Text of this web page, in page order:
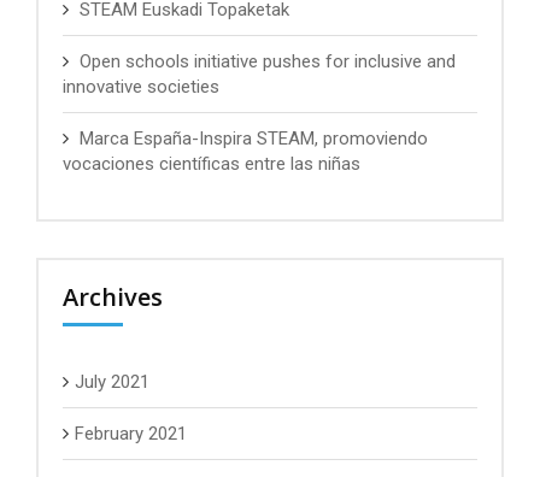
STEAM Euskadi Topaketak
Open schools initiative pushes for inclusive and
innovative societies
Marca España-Inspira STEAM, promoviendo
vocaciones científicas entre las niñas
Archives
July 2021
February 2021